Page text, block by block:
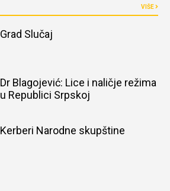
VIŠE
Grad Slučaj
Dr Blagojević: Lice i naličje režima
u Republici Srpskoj
Kerberi Narodne skupštine